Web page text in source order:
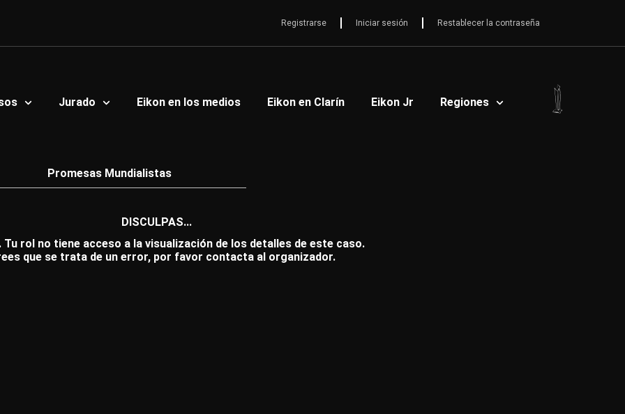
Registrarse Iniciar sesión Restablecer la contraseña
Jurado Eikon en los medios Eikon en Clarín Eikon Jr Regiones
Promesas Mundialistas
DISCULPAS...
Tu rol no tiene acceso a la visualización de los detalles de este caso.
que se trata de un error, por favor contacta al organizador.